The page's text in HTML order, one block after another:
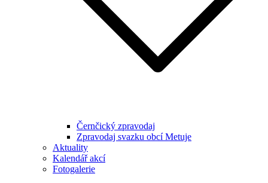
Černčický zpravodaj
Zpravodaj svazku obcí Metuje
Aktuality
Kalendář akcí
Fotogalerie